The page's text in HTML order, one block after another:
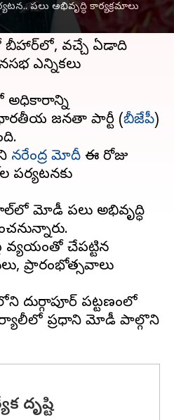
పలు అభివృద్ధి కార్యక్రమాలు
అసెంబ్లీ ఎన్నికలు
రాజకీయ వేడి పెరుగుతోంది.
బీహార్‌లో, వచ్చే ఏడాది
ఎన్నికలు
అధికారాన్ని
భారతీయ జనతా పార్టీ (బీజేపీ)
నరేంద్ర మోదీ ఈ రోజు
పర్యటనకు
మోడీ పలు అభివృద్ధి
వ్యయంతో చేపట్టిన
ప్రారంభోత్సవాలు
దుర్గాపూర్‌ పట్టణంలో
ప్రధాని మోడీ పాల్గొని
దృష్టి